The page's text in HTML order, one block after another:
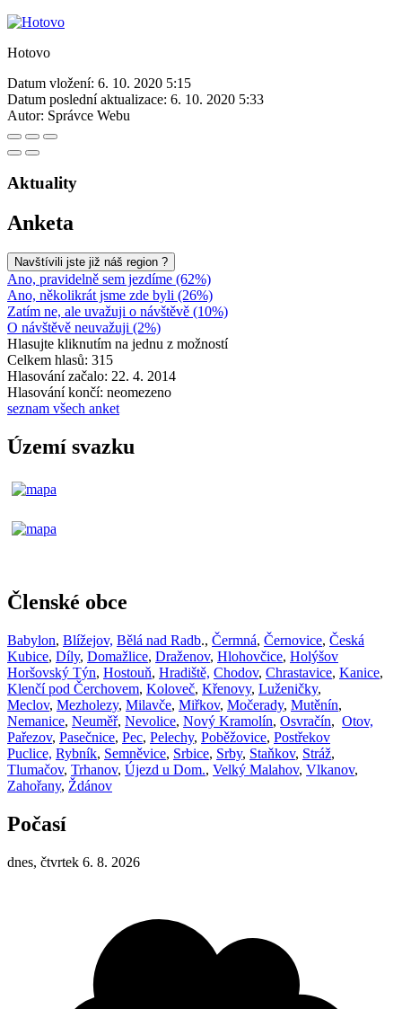
Hotovo
Datum vložení: 6. 10. 2020 5:15
Datum poslední aktualizace: 6. 10. 2020 5:33
Autor: Správce Webu
Aktuality
Anketa
Navštívili jste již náš region ?
Ano, pravidelně sem jezdíme (62%)
Ano, několikrát jsme zde byli (26%)
Zatím ne, ale uvažuji o návštěvě (10%)
O návštěvě neuvažuji (2%)
Hlasujte kliknutím na jednu z možností
Celkem hlasů: 315
Hlasování začalo: 22. 4. 2014
Hlasování končí: neomezeno
seznam všech anket
Území svazku
Členské obce
Babylon, Blížejov, Bělá nad Radb., Čermná, Černovice, Česká
Kubice, Díly, Domažlice, Draženov, Hlohovčice, Holýšov
Horšovský Týn, Hostouň, Hradiště, Chodov, Chrastavice, Kanice,
Klenčí pod Čerchovem, Koloveč, Křenovy, Luženičky,
Meclov, Mezholezy, Milavče, Miřkov, Močerady, Mutěnín,
Nemanice, Neuměř, Nevolice, Nový Kramolín, Osvračín, Otov,
Pařezov, Pasečnice, Pec, Pelechy, Poběžovice, Postřekov
Puclice, Rybník, Semněvice, Srbice, Srby, Staňkov, Stráž,
Tlumačov, Trhanov, Újezd u Dom., Velký Malahov, Vlkanov,
Zahořany, Ždánov
Počasí
dnes, čtvrtek 6. 8. 2026